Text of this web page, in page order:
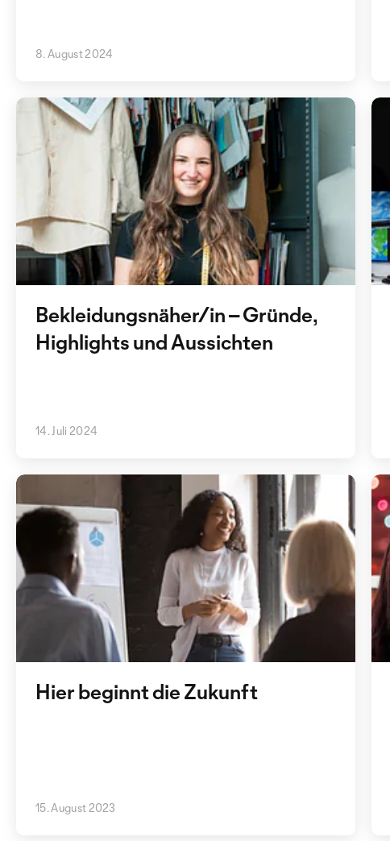
8. August 2024
Bekleidungsnäher/in – Gründe,
Highlights und Aussichten
14. Juli 2024
Hier beginnt die Zukunft
15. August 2023